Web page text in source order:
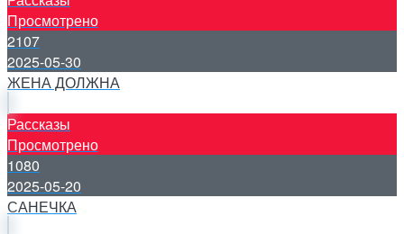
Просмотрено
2107
2025-05-30
ЖЕНА ДОЛЖНА
Рассказы
Просмотрено
1080
2025-05-20
САНЕЧКА